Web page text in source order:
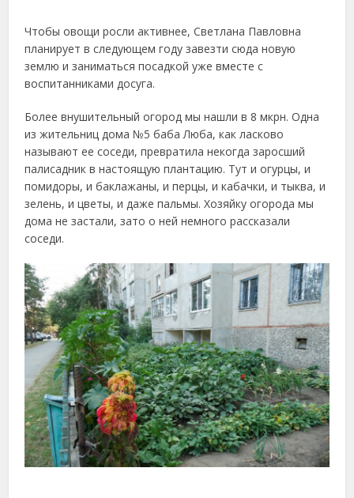
Чтобы овощи росли активнее, Светлана Павловна
планирует в следующем году завезти сюда новую
землю и заниматься посадкой уже вместе с
воспитанниками досуга.
Более внушительный огород мы нашли в 8 мкрн. Одна
из жительниц дома №5 баба Люба, как ласково
называют ее соседи, превратила некогда заросший
палисадник в настоящую плантацию. Тут и огурцы, и
помидоры, и баклажаны, и перцы, и кабачки, и тыква, и
зелень, и цветы, и даже пальмы. Хозяйку огорода мы
дома не застали, зато о ней немного рассказали
соседи.